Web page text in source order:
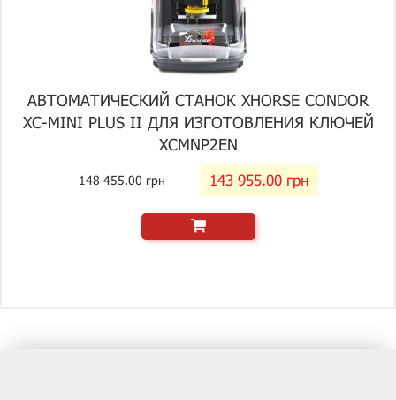
АВТОМАТИЧЕСКИЙ СТАНОК XHORSE CONDOR
XC-MINI PLUS II ДЛЯ ИЗГОТОВЛЕНИЯ КЛЮЧЕЙ
XCMNP2EN
148 455.00 грн 143 955.00 грн